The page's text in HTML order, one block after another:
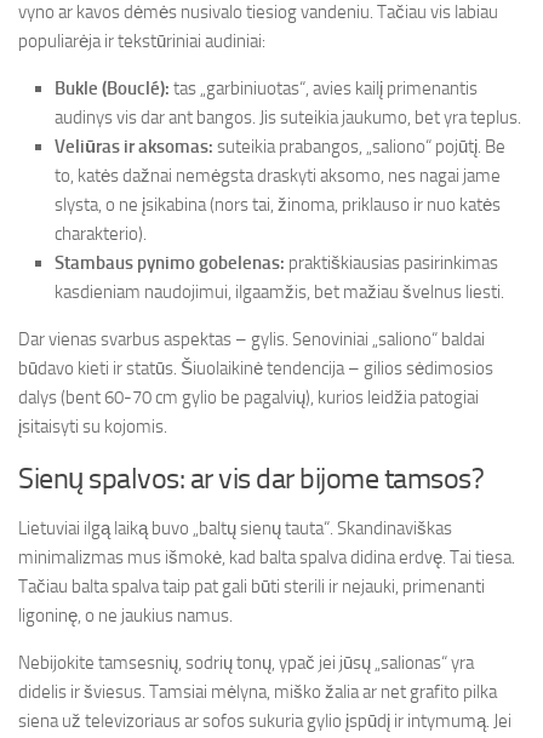
vyno ar kavos dėmės nusivalo tiesiog vandeniu. Tačiau vis labiau
populiarėja ir tekstūriniai audiniai:
Bukle (Bouclé): tas „garbiniuotas“, avies kailį primenantis
audinys vis dar ant bangos. Jis suteikia jaukumo, bet yra teplus.
Veliūras ir aksomas: suteikia prabangos, „saliono“ pojūtį. Be
to, katės dažnai nemėgsta draskyti aksomo, nes nagai jame
slysta, o ne įsikabina (nors tai, žinoma, priklauso ir nuo katės
charakterio).
Stambaus pynimo gobelenas: praktiškiausias pasirinkimas
kasdieniam naudojimui, ilgaamžis, bet mažiau švelnus liesti.
Dar vienas svarbus aspektas – gylis. Senoviniai „saliono“ baldai
būdavo kieti ir statūs. Šiuolaikinė tendencija – gilios sėdimosios
dalys (bent 60-70 cm gylio be pagalvių), kurios leidžia patogiai
įsitaisyti su kojomis.
Sienų spalvos: ar vis dar bijome tamsos?
Lietuviai ilgą laiką buvo „baltų sienų tauta“. Skandinaviškas
minimalizmas mus išmokė, kad balta spalva didina erdvę. Tai tiesa.
Tačiau balta spalva taip pat gali būti sterili ir nejauki, primenanti
ligoninę, o ne jaukius namus.
Nebijokite tamsesnių, sodrių tonų, ypač jei jūsų „salionas“ yra
didelis ir šviesus. Tamsiai mėlyna, miško žalia ar net grafito pilka
siena už televizoriaus ar sofos sukuria gylio įspūdį ir intymumą. Jei